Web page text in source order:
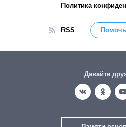
Политика
RSS
Давайте